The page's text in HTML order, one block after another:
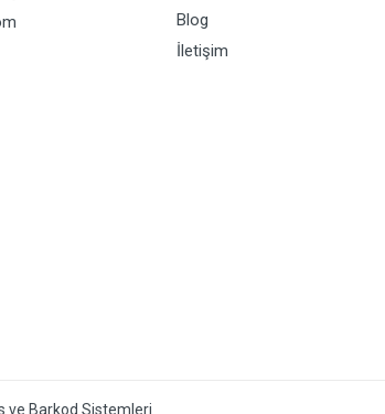
Blog
İletişim
ve Barkod Sistemleri